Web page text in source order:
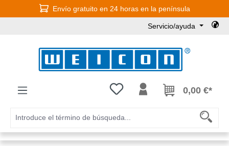
Saltar al contenido principalEnvío gratuito en 24 horas en la península
Servicio/ayuda
Tienes 0 artículos en tu lista de
0,00 €*